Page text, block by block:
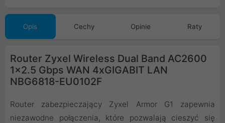
Opis Cechy Opinie Raty
Router Zyxel Wireless Dual Band AC2600
1x2.5 Gbps WAN 4xGIGABIT LAN
NBG6818-EU0102F
Router zabezpieczający Zyxel Armor G1 zapewnia
niezawodne połączenia, które pozwalają cieszyć się